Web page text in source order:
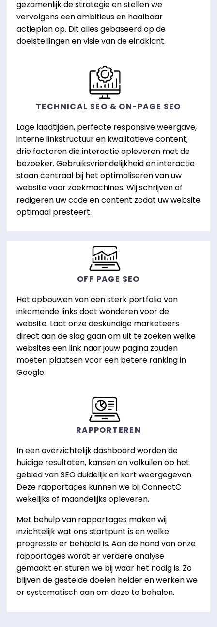
gezamenlijk de strategie en stellen we
vervolgens een ambitieus en haalbaar
actieplan op. Dit alles gebaseerd op de
doelstellingen en visie van de eindklant.
TECHNICAL SEO & ON-PAGE SEO
Lage laadtijden, perfecte responsive weergave,
interne linkstructuur en kwalitatieve content;
drie factoren die interactie opleveren met de
bezoeker. Gebruiksvriendelijkheid en interactie
staan centraal bij het optimaliseren van uw
website voor zoekmachines. Wij schrijven of
redigeren uw code en content zodat uw website
optimaal presteert.
OFF PAGE SEO
Het opbouwen van een sterk portfolio van
inkomende links doet wonderen voor de
website. Laat onze deskundige marketeers
direct aan de slag gaan om uit te zoeken welke
websites een link naar jouw pagina zouden
moeten plaatsen voor een betere ranking in
Google.
RAPPORTEREN
In een overzichtelijk dashboard worden de
huidige resultaten, kansen en valkuilen op het
gebied van SEO duidelijk en kort weergegeven.
Deze rapportages kunnen we bij ConnectC
wekelijks of maandelijks opleveren.
Met behulp van rapportages maken wij
inzichtelijk wat ons startpunt is en welke
progressie er behaald is. Aan de hand van onze
rapportages wordt er verdere analyse
gemaakt en sturen we bij waar het nodig is. Zo
blijven de gestelde doelen helder en werken we
er systematisch aan om deze te behalen.